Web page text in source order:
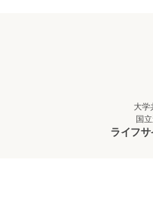
大学
国
ライフ